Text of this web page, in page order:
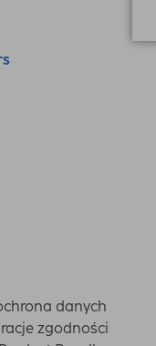
danych
zgodności